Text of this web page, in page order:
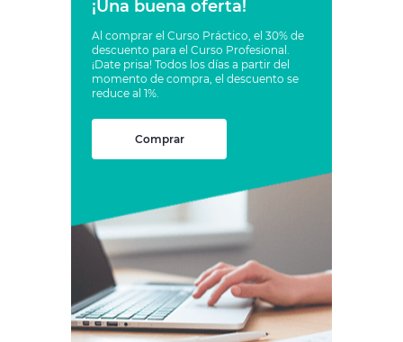
¡Una buena oferta!
Al comprar el Curso Práctico, el 30% de
descuento para el Curso Profesional.
¡Date prisa! Todos los días a partir del
momento de compra, el descuento se
reduce al 1%.
Comprar